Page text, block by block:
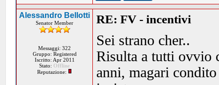
Alessandro Bellotti
Senator Member
Messaggi: 322
Gruppo: Registered
Iscritto: Apr 2011
Stato: Offline
Reputazione:
RE: FV - incentivi
Sei strano cher..
Risulta a tutti ovvio
anni, magari